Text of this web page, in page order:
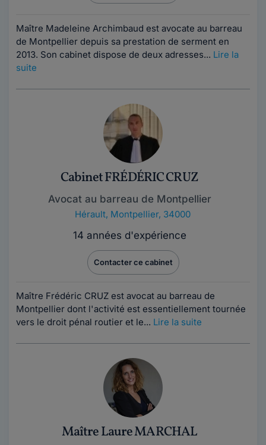
Maître Madeleine Archimbaud est avocate au barreau
de Montpellier depuis sa prestation de serment en
2013. Son cabinet dispose de deux adresses... Lire la
suite
Cabinet FRÉDÉRIC CRUZ
Avocat au barreau de Montpellier
Hérault, Montpellier, 34000
14 années d'expérience
Contacter ce cabinet
Maître Frédéric CRUZ est avocat au barreau de
Montpellier dont l'activité est essentiellement tournée
vers le droit pénal routier et le... Lire la suite
Maître Laure MARCHAL